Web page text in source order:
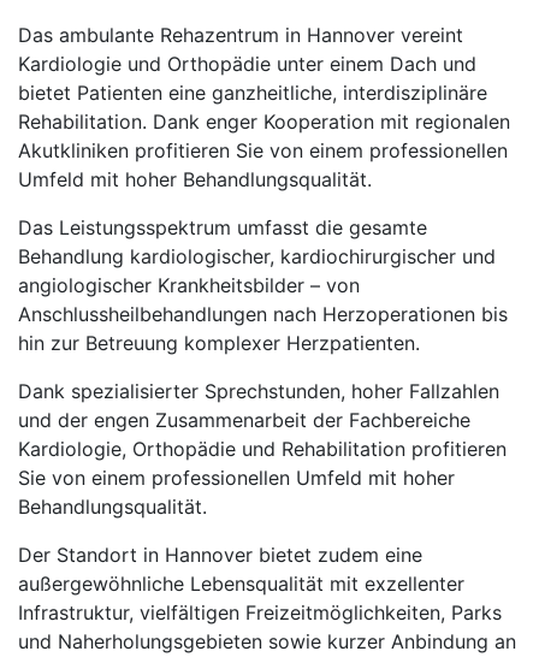
Das ambulante Rehazentrum in Hannover vereint
Kardiologie und Orthopädie unter einem Dach und
bietet Patienten eine ganzheitliche, interdisziplinäre
Rehabilitation. Dank enger Kooperation mit regionalen
Akutkliniken profitieren Sie von einem professionellen
Umfeld mit hoher Behandlungsqualität.
Das Leistungsspektrum umfasst die gesamte
Behandlung kardiologischer, kardiochirurgischer und
angiologischer Krankheitsbilder – von
Anschlussheilbehandlungen nach Herzoperationen bis
hin zur Betreuung komplexer Herzpatienten.
Dank spezialisierter Sprechstunden, hoher Fallzahlen
und der engen Zusammenarbeit der Fachbereiche
Kardiologie, Orthopädie und Rehabilitation profitieren
Sie von einem professionellen Umfeld mit hoher
Behandlungsqualität.
Der Standort in Hannover bietet zudem eine
außergewöhnliche Lebensqualität mit exzellenter
Infrastruktur, vielfältigen Freizeitmöglichkeiten, Parks
und Naherholungsgebieten sowie kurzer Anbindung an